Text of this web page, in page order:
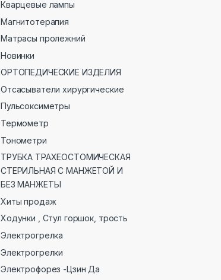
Кварцевые лампы
Магнитотерапия
Матрасы пролежний
Новинки
ОРТОПЕДИЧЕСКИЕ ИЗДЕЛИЯ
Отсасыватели хирургические
Пульсоксиметры
Термометр
Тонометри
ТРУБКА ТРАХЕОСТОМИЧЕСКАЯ
СТЕРИЛЬНАЯ С МАНЖЕТОЙ И
БЕЗ МАНЖЕТЫ
Хиты продаж
Ходунки , Стул горшок, трость
Электрогрелка
Электрогрелки
Электрофорез -Цзин Да